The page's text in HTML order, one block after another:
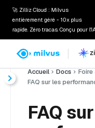
🚀 Zilliz Cloud : Milvus
entièrement géré - 10x plus
rapide. Zéro tracas. Conçu pour
Accueil Docs
Foire
FAQ sur les
FAQ